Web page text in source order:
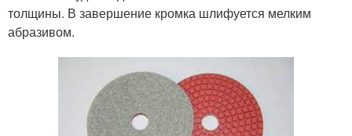
толщины. В завершение кромка шлифуется мелким
абразивом.